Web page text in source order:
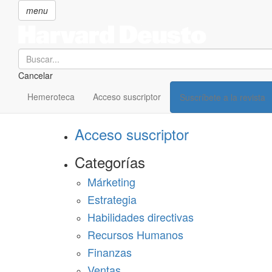
menu
Search
Cancelar
Hemeroteca Acceso suscriptor Suscríbete a la revista
SECCIONES
Suscríbete a Harvard Deusto
Acceso suscriptor
Categorías
Márketing
Estrategia
Habilidades directivas
Recursos Humanos
Finanzas